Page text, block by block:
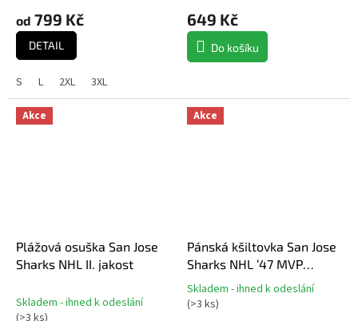
od 799 Kč
DETAIL
S L 2XL 3XL
649 Kč
Do košíku
Akce
Plážová osuška San Jose
Sharks NHL II. jakost
Skladem - ihned k odeslání
Akce
Pánská kšiltovka San Jose
Sharks NHL ’47 MVP
SNAPBACK camel beige
Průměrné
hodnocení
Skladem - ihned k odeslání
(>3 ks)